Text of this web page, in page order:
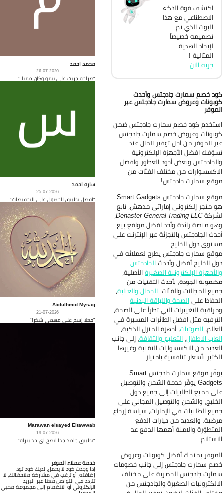
اكتشف قوة الذكاء
الاصطناعي مع هذا
البوت الذي تم
تصميمه خصيصاً
لإيجاد الهدية
المثالية !
جربه الان
خصم سمارت جادجتس وأحدث
وعروض سمارت جادجتس عبر
كود خصم سمارت جادجتس ضمن
وعروض خصم سمارت جادجتس
الموفر من أجل توفير المال عند
افضل الأجهزة الإلكترونية
وبعض أجود العطور وافضل
من مختلف الفئات من
سمارت جادجتس!
موقع سمارت جادجتس Smart Gadgets
متجر إلكتروني إماراتي مدهش، تابع
Denaster General Trading LLC،
منصة رائدة وأحد افضل مواقع بيع
الجادجتس بالتجزئة عبر الإنترنت على
دول الخليج.
سمارت جادجتس يطرح لعملائه في
الخليج أفضل وأحدثالجادجتس
الإلكترونية الصغيرةالأصلية،
الجودة، بأحدث التقنيات من
المجالات والفئات:الجمال والعناية،
علىالصحة واللياقة البدنية
التغييرات التي تطرأ على الصحة،
مثل افضل الطائرات المسيرة في
الصوتيات، أجهزة المنزل الذكية،
الاطفال،التعليم والثقافة، إلى جانب
من الاكسسوارات التقنية وغيرها
بأسعار تنافسية بامتياز.
يوفّر موقع سمارت جادجتس Smart
Gadgets يوفّر خدمة الشحن والتوصيل
جميع الطلبيات إلى جميع دول
والشحن والتوصيل المجاني على
الطلبيات في الإمارات، سياسة إرجاع
والعديد من خيارات الدفع
والآمنة أهمها الدفع عد
يمنحك أفضل كوبونات وعروض
سمارت جادجتس إلى جانب خصومات
جادجتس الحصرية على مختلف
الصغيرة والجادجتس من
محمد احمد
26-07-2026
"صراحه جربت على تيمو وكان ممتاز"
ساره احمد
25-07-2026
"افضل تطبيق للحصول على التخفيضات"
Abdulhmid Mysag
21-07-2026
"فعلا إسم على مسمى شكرا"
Marawan elsayed Eltawwab
19-07-2026
"تطبيق جامد جدا انصح اي حد ينزله"
خدمة عملاء الموفر
إذا وجدت كود لا يعمل، لديك كود تود
إضافته، أو ترغب في مشاركة ملاحظاتك، لا
تتردد في التواصل معنا عبر البريد
الإلكتروني أو الانضمام إلى مجموعة محبي